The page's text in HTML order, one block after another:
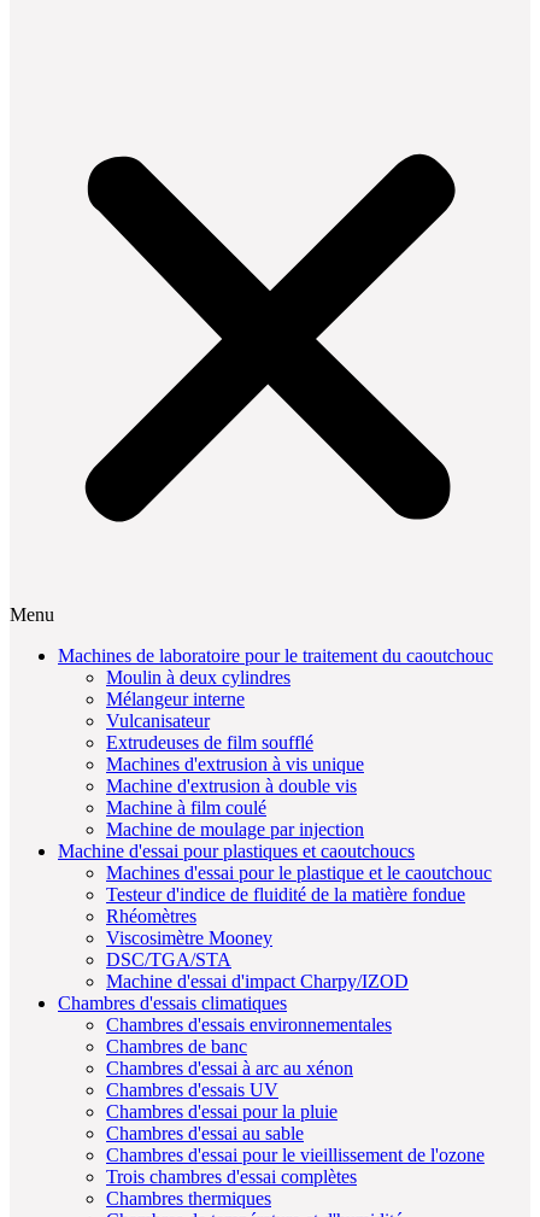
Menu
Machines de laboratoire pour le traitement du caoutchouc
Moulin à deux cylindres
Mélangeur interne
Vulcanisateur
Extrudeuses de film soufflé
Machines d'extrusion à vis unique
Machine d'extrusion à double vis
Machine à film coulé
Machine de moulage par injection
Machine d'essai pour plastiques et caoutchoucs
Machines d'essai pour le plastique et le caoutchouc
Testeur d'indice de fluidité de la matière fondue
Rhéomètres
Viscosimètre Mooney
DSC/TGA/STA
Machine d'essai d'impact Charpy/IZOD
Chambres d'essais climatiques
Chambres d'essais environnementales
Chambres de banc
Chambres d'essai à arc au xénon
Chambres d'essais UV
Chambres d'essai pour la pluie
Chambres d'essai au sable
Chambres d'essai pour le vieillissement de l'ozone
Trois chambres d'essai complètes
Chambres thermiques